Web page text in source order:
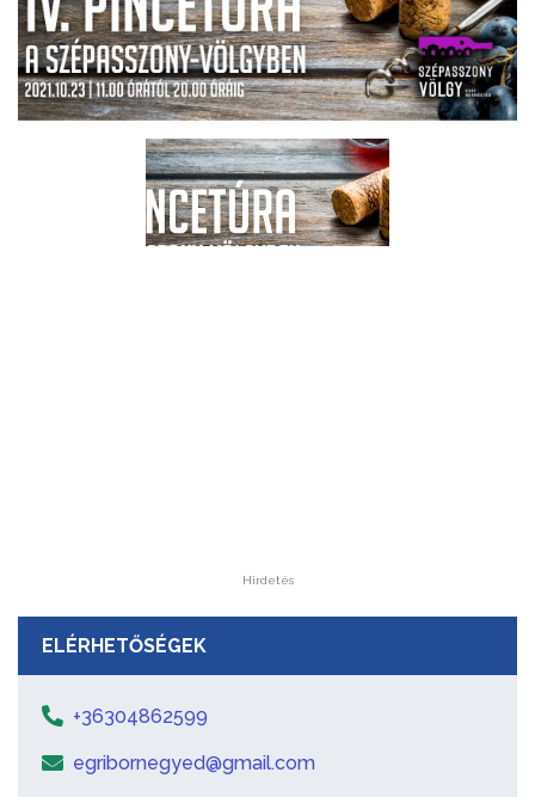
Hirdetés
ELÉRHETŐSÉGEK
+36304862599
egribornegyed@gmail.com